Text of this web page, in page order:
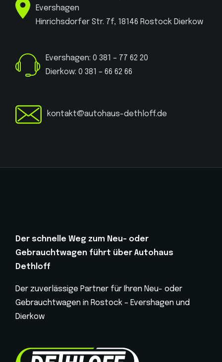
Evershagen
Hinrichsdorfer Str. 7f, 18146 Rostock Dierkow
Evershagen: 0 381 – 77 62 20
Dierkow: 0 381 – 66 62 66
kontakt@autohaus-dethloff.de
Der schnelle Weg zum Neu- oder
Gebrauchtwagen führt über Autohaus
Dethloff
Der zuverlässige Partner für Ihren Neu- oder
Gebrauchtwagen in Rostock – Evershagen und
Dierkow